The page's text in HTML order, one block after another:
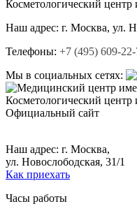
Косметологический центр
Наш адрес: г. Москва, ул.
Телефоны: +7 (495) 609-22-
Мы в социальных сетях:
Косметологический центр
Официальный сайт
Наш адрес: г. Москва,
ул. Новослободская, 31/1
Как приехать
Часы работы